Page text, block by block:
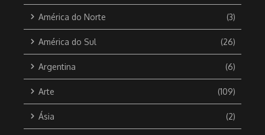
América do Norte (3)
América do Sul (26)
Argentina (6)
Arte (109)
Ásia (2)